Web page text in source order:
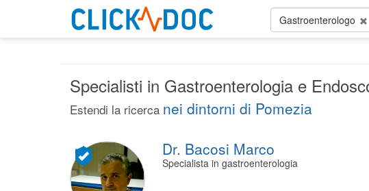
Gastroenterologo
Specialisti in Gastroenterologia e
Estendi la ricerca nei dintorni di Pomezia
Dr. Bacosi Marco
Specialista in gastroenterologia